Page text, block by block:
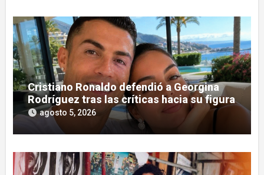
Cristiano Ronaldo defendió a Georgina
Rodríguez tras las críticas hacia su figura
agosto 5, 2026